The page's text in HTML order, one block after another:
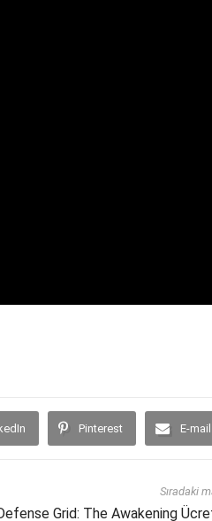
Pinterest E-mail
Sıradaki
Grid: The Awakening